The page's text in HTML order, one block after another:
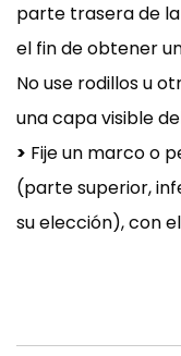
parte trasera de
el fin de obtener
No use rodillos u
una capa visible
> Fije un marco o
(parte superior,
su elección), con